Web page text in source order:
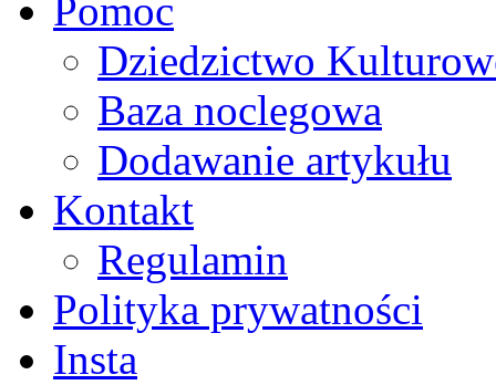
Pomoc
Dziedzictwo
Baza noclegowa
Dodawanie artykułu
Kontakt
Regulamin
Polityka prywatności
Insta